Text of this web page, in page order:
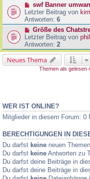
swf Banner
Letzter Beitrag von
Antworten: 6
Größe des
Letzter Beitrag von
Antworten: 2
Neues Thema
Themen als gelesen
WER IST ONLINE?
Mitglieder in diesem Forum: 0
BERECHTIGUNGEN IN
Du darfst keine neuen
Du darfst keine Antworten zu
Du darfst deine Beiträge in
Du darfst deine Beiträge in